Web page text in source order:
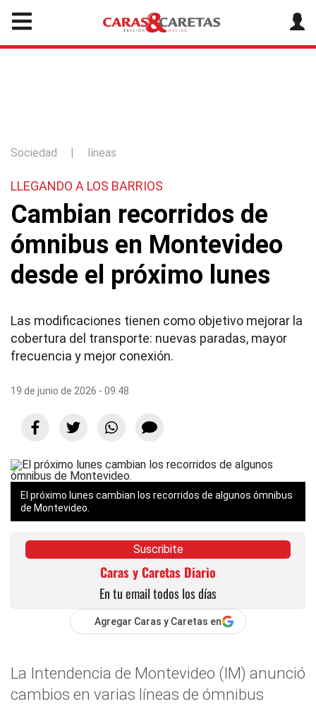
Sociedad | líneas
LLEGANDO A LOS BARRIOS
Cambian recorridos de
ómnibus en Montevideo
desde el próximo lunes
Las modificaciones tienen como objetivo mejorar la
cobertura del transporte: nuevas paradas, mayor
frecuencia y mejor conexión.
19 de junio de 2026 - 09:48
El próximo lunes cambian los recorridos de algunos ómnibus
de Montevideo.
Suscribite
Caras y Caretas Diario
En tu email todos los días
Agregar Caras y Caretas en
La Intendencia de Montevideo (IM) anunció
cambios en varias líneas de ómnibus